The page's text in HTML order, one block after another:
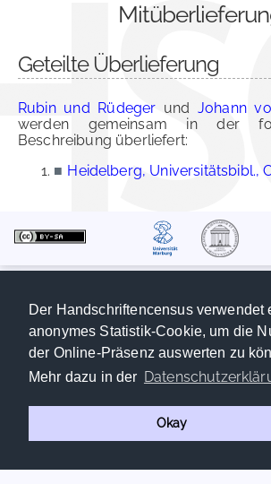
Der Handschriftencensus verwendet
anonymes Statistik-Cookie, um die
der Online-Präsenz auswerten zu
Mehr dazu in der
Okay
Geteilte Überlieferung
Rubin und Rüdeger und Johann
werden gemeinsam in der
Beschreibung überliefert:
■ Heidelberg, Universitätsbibl.,